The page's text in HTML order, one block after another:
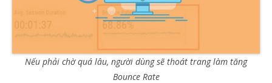
Nếu phải chờ quá lâu, người dùng sẽ thoát trang làm tăng
Bounce Rate